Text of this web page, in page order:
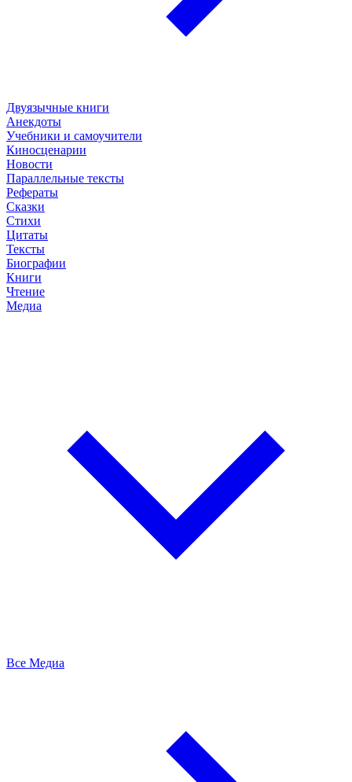
Двуязычные книги
Анекдоты
Учебники и самоучители
Киносценарии
Новости
Параллельные тексты
Рефераты
Сказки
Стихи
Цитаты
Тексты
Биографии
Книги
Чтение
Медиа
Все Медиа